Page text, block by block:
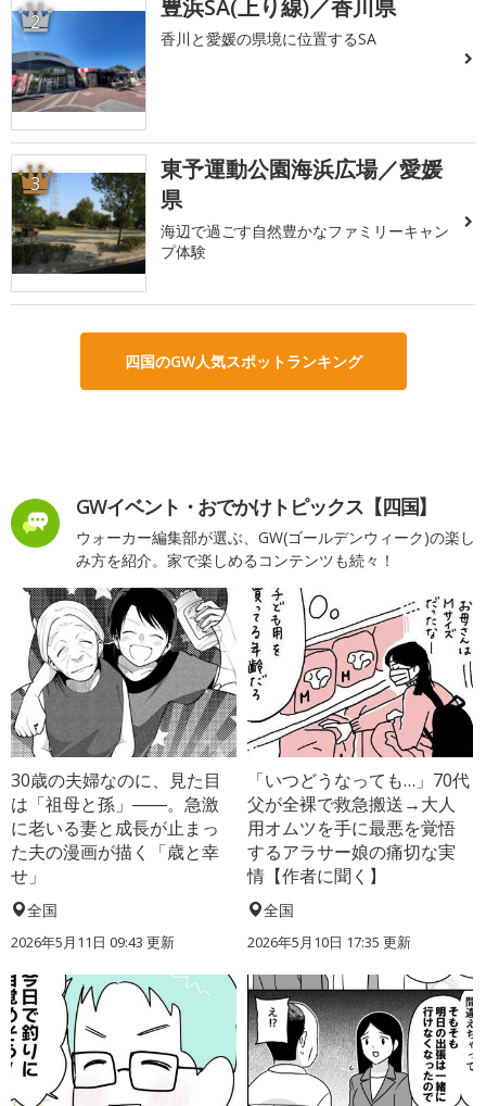
2 豊浜SA(上り線)／香川県
香川と愛媛の県境に位置するSA
3
東予運動公園海浜広場／愛媛
県
海辺で過ごす自然豊かなファミリーキャン
プ体験
四国のGW人気スポットランキング
GWイベント・おでかけトピックス【四国】
ウォーカー編集部が選ぶ、GW(ゴールデンウィーク)の楽し
み方を紹介。家で楽しめるコンテンツも続々！
30歳の夫婦なのに、見た目
は「祖母と孫」――。急激
に老いる妻と成長が止まっ
た夫の漫画が描く「歳と幸
せ」
全国
2026年5月11日 09:43 更新
「いつどうなっても…」70代
父が全裸で救急搬送→大人
用オムツを手に最悪を覚悟
するアラサー娘の痛切な実
情【作者に聞く】
全国
2026年5月10日 17:35 更新